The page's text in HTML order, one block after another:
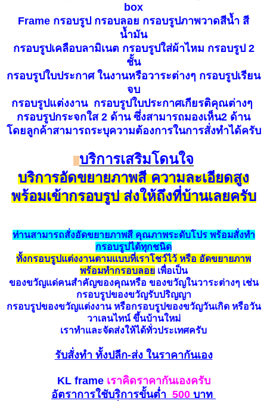
box
Frame กรอบรูป กรอบลอย กรอบรูปภาพวาดสีน้ำ สี
น้ำมัน
กรอบรูปเคลือบลามิเนต กรอบรูปใส่ผ้าไหม กรอบรูป 2
ชั้น
กรอบรูปใบประกาศ ในงานหรือวาระต่างๆ กรอบรูปเรียน
จบ
กรอบรูปแต่งงาน กรอบรูปใบประกาศเกียรติคุณต่างๆ
กรอบรูปกระจกใส 2 ด้าน ซึ่งสามารถมองเห็น2 ด้าน
โดยลูกค้าสามารถระบุความต้องการในการสั่งทำได้ครับ
บริการเสริมโดนใจ
บริการอัดขยายภาพสี ความละเอียดสูง
พร้อมเข้ากรอบรูป ส่งให้ถึงที่บ้านเลยครับ
ท่านสามารถสั่งอัดขยายภาพสี คุณภาพระดับโปร พร้อมสั่งทำ
กรอบรูปได้ทุกชนิด
ทั้งกรอบรูปแต่งงานตามแบบที่เราโชว์ไว้ หรือ อัดขยายภาพ
พร้อมทำกรอบลอยเพื่อเป็น
ของขวัญแด่คนสำคัญของคุณหรือ ของขวัญในวาระต่างๆ เช่น
กรอบรูปของขวัญรับปริญญา
กรอบรูปของขวัญแต่งงาน หรือกรอบรูปของขวัญวันเกิด หรือวัน
วาเลนไทน์ ขึ้นบ้านใหม่
เราทำและจัดส่งให้ได้ทั่วประเทศครับ
รับสั่งทำ ทั้งปลีก-ส่ง ในราคากันเอง
KL frame เราคิดราคากันเองครับ
อัตราการใชับริการขั้นต่ำ 500 บาท